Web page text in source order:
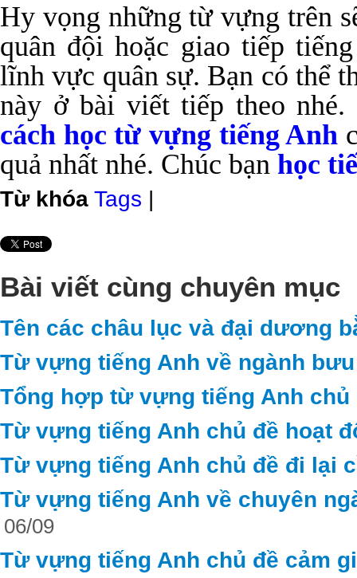
Hy vọng những từ vựng trên
quân đội hoặc giao tiếp
lĩnh vực quân sự. Bạn có thể
này ở bài viết tiếp theo nhé.
cách học từ vựng tiếng Anh
quả nhất nhé. Chúc bạn học
Từ khóa Tags |
Bài viết cùng chuyên mục
Tên các châu lục và đại dương
Từ vựng tiếng Anh về ngành
Tổng hợp từ vựng tiếng Anh chủ
Từ vựng tiếng Anh chủ đề hoạt
Từ vựng tiếng Anh chủ đề đi lại
Từ vựng tiếng Anh về chuyên
06/09
Từ vựng tiếng Anh chủ đề cảm